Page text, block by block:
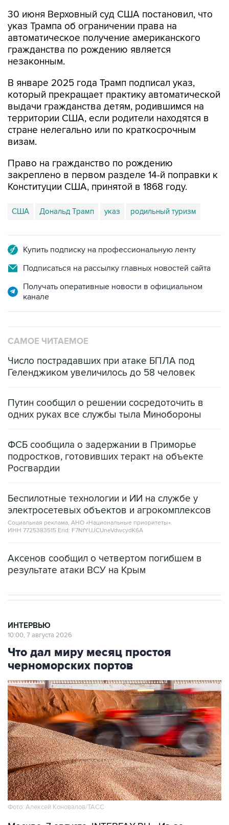
30 июня Верховный суд США постановил, что
указ Трампа об ограничении права на
автоматическое получение американского
гражданства по рождению является
незаконным.
В январе 2025 года Трамп подписал указ,
который прекращает практику автоматической
выдачи гражданства детям, родившимся на
территории США, если родители находятся в
стране нелегально или по краткосрочным
визам.
Право на гражданство по рождению
закреплено в первом разделе 14-й поправки к
Конституции США, принятой в 1868 году.
США Дональд Трамп указ родильный туризм
Купить подписку на профессиональную ленту
Подписаться на рассылку главных новостей сайта
Получать оперативные новости в официальном
канале
САМОЕ ЧИТАЕМОЕ
Число пострадавших при атаке БПЛА под
Геленджиком увеличилось до 58 человек
Путин сообщил о решении сосредоточить в
одних руках все службы тыла Минобороны
ФСБ сообщила о задержании в Приморье
подростков, готовивших теракт на объекте
Росгвардии
Беспилотные технологии и ИИ на службе у
электросетевых объектов и агрокомплексов
Социальная реклама, АНО «Национальные приоритеты».
ИНН 7725383515 Erid: F7NfYUJCUneVdwcydK6A
Аксенов сообщил о четвертом погибшем в
результате атаки ВСУ на Крым
ИНТЕРВЬЮ
10:00, 7 августа 2026
Что дал миру месяц простоя
черноморских портов
Фото: Алексей Коновалов/ТАСС